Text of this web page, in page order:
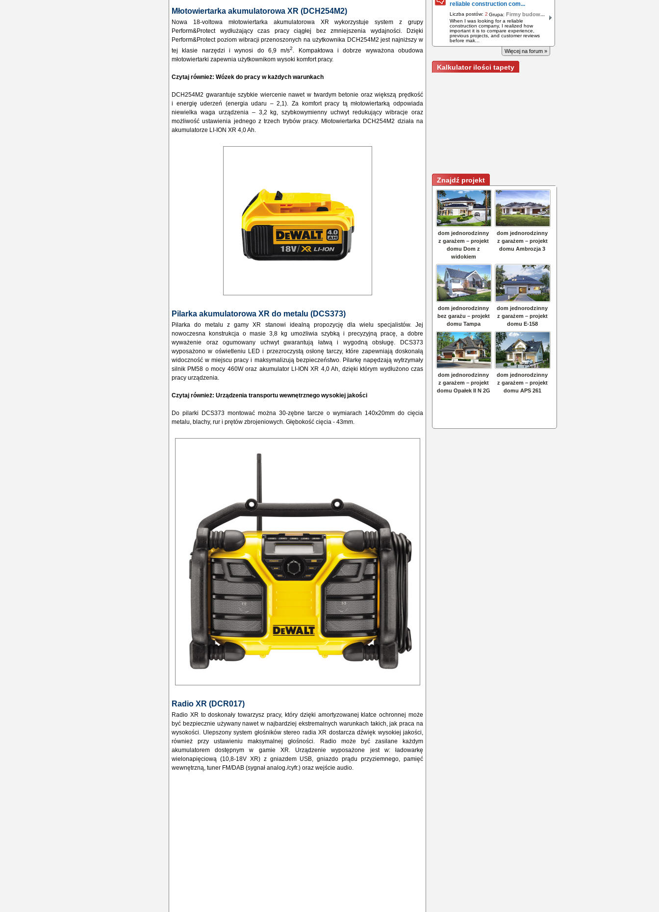
Młotowiertarka akumulatorowa XR (DCH254M2)
Nowa 18-voltowa młotowiertarka akumulatorowa XR wykorzystuje system z grupy
Perform&Protect wydłużający czas pracy ciągłej bez zmniejszenia wydajności. Dzięki
Perform&Protect poziom wibracji przenoszonych na użytkownika DCH254M2 jest najniższy w
tej klasie narzędzi i wynosi do 6,9 m/s2. Kompaktowa i dobrze wyważona obudowa
młotowiertarki zapewnia użytkownikom wysoki komfort pracy.
Czytaj również: Wózek do pracy w każdych warunkach
DCH254M2 gwarantuje szybkie wiercenie nawet w twardym betonie oraz większą prędkość
i energię uderzeń (energia udaru – 2,1). Za komfort pracy tą młotowiertarką odpowiada
niewielka waga urządzenia – 3,2 kg, szybkowymienny uchwyt redukujący wibracje oraz
możliwość ustawienia jednego z trzech trybów pracy. Młotowiertarka DCH254M2 działa na
akumulatorze LI-ION XR 4,0 Ah.
Pilarka akumulatorowa XR do metalu (DCS373)
Pilarka do metalu z gamy XR stanowi idealną propozycję dla wielu specjalistów. Jej
nowoczesna konstrukcja o masie 3,8 kg umożliwia szybką i precyzyjną pracę, a dobre
wyważenie oraz ogumowany uchwyt gwarantują łatwą i wygodną obsługę. DCS373
wyposażono w oświetleniu LED i przezroczystą osłonę tarczy, które zapewniają doskonałą
widoczność w miejscu pracy i maksymalizują bezpieczeństwo. Pilarkę napędzają wytrzymały
silnik PM58 o mocy 460W oraz akumulator LI-ION XR 4,0 Ah, dzięki którym wydłużono czas
pracy urządzenia.
Czytaj również: Urządzenia transportu wewnętrznego wysokiej jakości
Do pilarki DCS373 montować można 30-zębne tarcze o wymiarach 140x20mm do cięcia
metalu, blachy, rur i prętów zbrojeniowych. Głębokość cięcia - 43mm.
Radio XR (DCR017)
Radio XR to doskonały towarzysz pracy, który dzięki amortyzowanej klatce ochronnej może
być bezpiecznie używany nawet w najbardziej ekstremalnych warunkach takich, jak praca na
wysokości. Ulepszony system głośników stereo radia XR dostarcza dźwięk wysokiej jakości,
również przy ustawieniu maksymalnej głośności. Radio może być zasilane każdym
akumulatorem dostępnym w gamie XR. Urządzenie wyposażone jest w: ładowarkę
wielonapięciową (10,8-18V XR) z gniazdem USB, gniazdo prądu przyziemnego, pamięć
wewnętrzną, tuner FM/DAB (sygnał analog./cyfr.) oraz wejście audio.
reliable construction com...
Liczba postów: 2 Grupa: Firmy budow...
When I was looking for a reliable
construction company, I realized how
important it is to compare experience,
previous projects, and customer reviews
before mak...
Więcej na forum »
Kalkulator ilości tapety
Znajdź projekt